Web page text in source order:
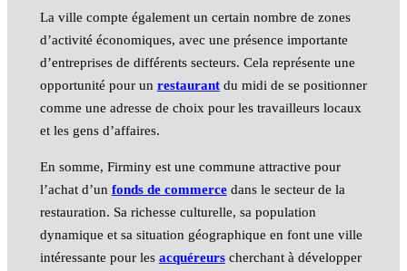
La ville compte également un certain nombre de zones
d’activité économiques, avec une présence importante
d’entreprises de différents secteurs. Cela représente une
opportunité pour un restaurantdu midi de se positionner
comme une adresse de choix pour les travailleurs locaux
et les gens d’affaires.
En somme, Firminy est une commune attractive pour
l’achat d’un fonds de commercedans le secteur de la
restauration. Sa richesse culturelle, sa population
dynamique et sa situation géographique en font une ville
intéressante pour les acquéreurscherchant à développer